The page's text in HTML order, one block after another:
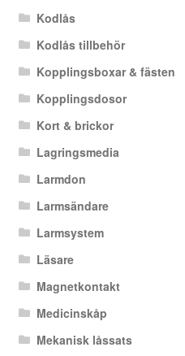
Kodlås
Kodlås tillbehör
Kopplingsboxar & fästen
Kopplingsdosor
Kort & brickor
Lagringsmedia
Larmdon
Larmsändare
Larmsystem
Läsare
Magnetkontakt
Medicinskåp
Mekanisk låssats